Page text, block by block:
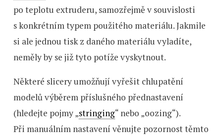
po teplotu extruderu, samozřejmě v souvislosti
s konkrétním typem použitého materiálu. Jakmile
si ale jednou tisk z daného materiálu vyladíte,
neměly by se již tyto potíže vyskytnout.
Některé slicery umožňují vyřešit chlupatění
modelů výběrem příslušného přednastavení
(hledejte pojmy „stringing“ nebo „oozing“).
Při manuálním nastavení věnujte pozornost těmto